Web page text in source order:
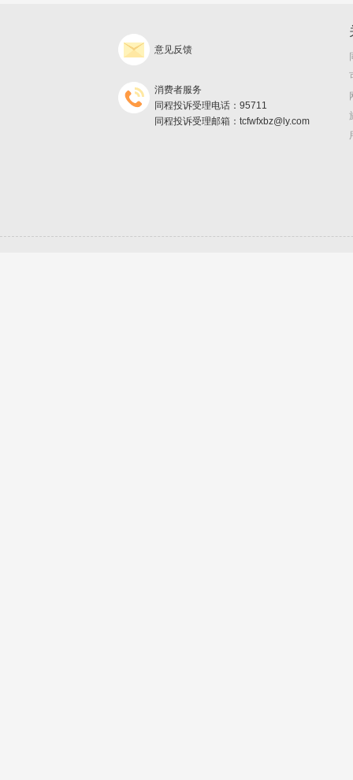
意见反馈
消费者服务
同程投诉受理电话：95711
同程投诉受理邮箱：tcfwfxbz@ly.com